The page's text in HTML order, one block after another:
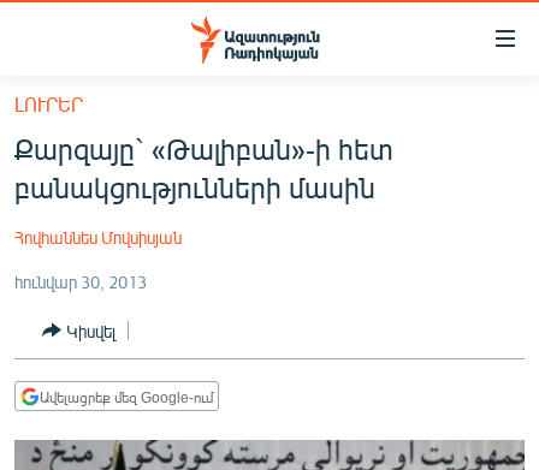
Մատչելիության
հիմնական
բովանդակությանը
Անցնել
հիմնական
մենյուին
ՀԱՅԱՍՏԱՆ
ՔԱՂԱՔԱԿԱՆ
ԸՆՏՐՈՒԹՅՈՒՆՆԵՐ 2026
ԻՐԱՎՈՒՆՔ
ՀԱՍԱՐԱԿՈՒԹՅՈՒՆ
ՏՆՏԵՍՈՒԹՅՈՒՆ
ԼՈՒՐԵՐ
Քարզայը` «Թալիբան»-ի հետ
բանակցությունների մասին
Հովհաննես Մովսիսյան
հունվար 30, 2013
Կիսվել
Ավելացրեք մեզ Google-ում